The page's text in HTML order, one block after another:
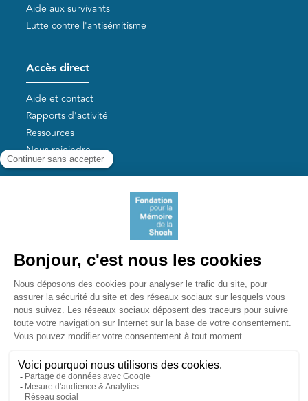
Aide aux survivants
Lutte contre l'antisémitisme
Accès direct
Aide et contact
Rapports d'activité
Ressources
Nous rejoindre
Aide aux survivants de la Shoah
Liens utiles
Mémorial de la Shoah
Le camp des Milles
Yad Vashem France
Akadem
mahJ